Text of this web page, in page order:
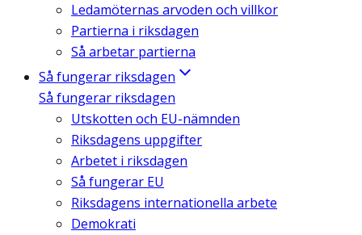
Ledamöternas arvoden och villkor
Partierna i riksdagen
Så arbetar partierna
Så fungerar riksdagen
Så fungerar riksdagen
Utskotten och EU-nämnden
Riksdagens uppgifter
Arbetet i riksdagen
Så fungerar EU
Riksdagens internationella arbete
Demokrati